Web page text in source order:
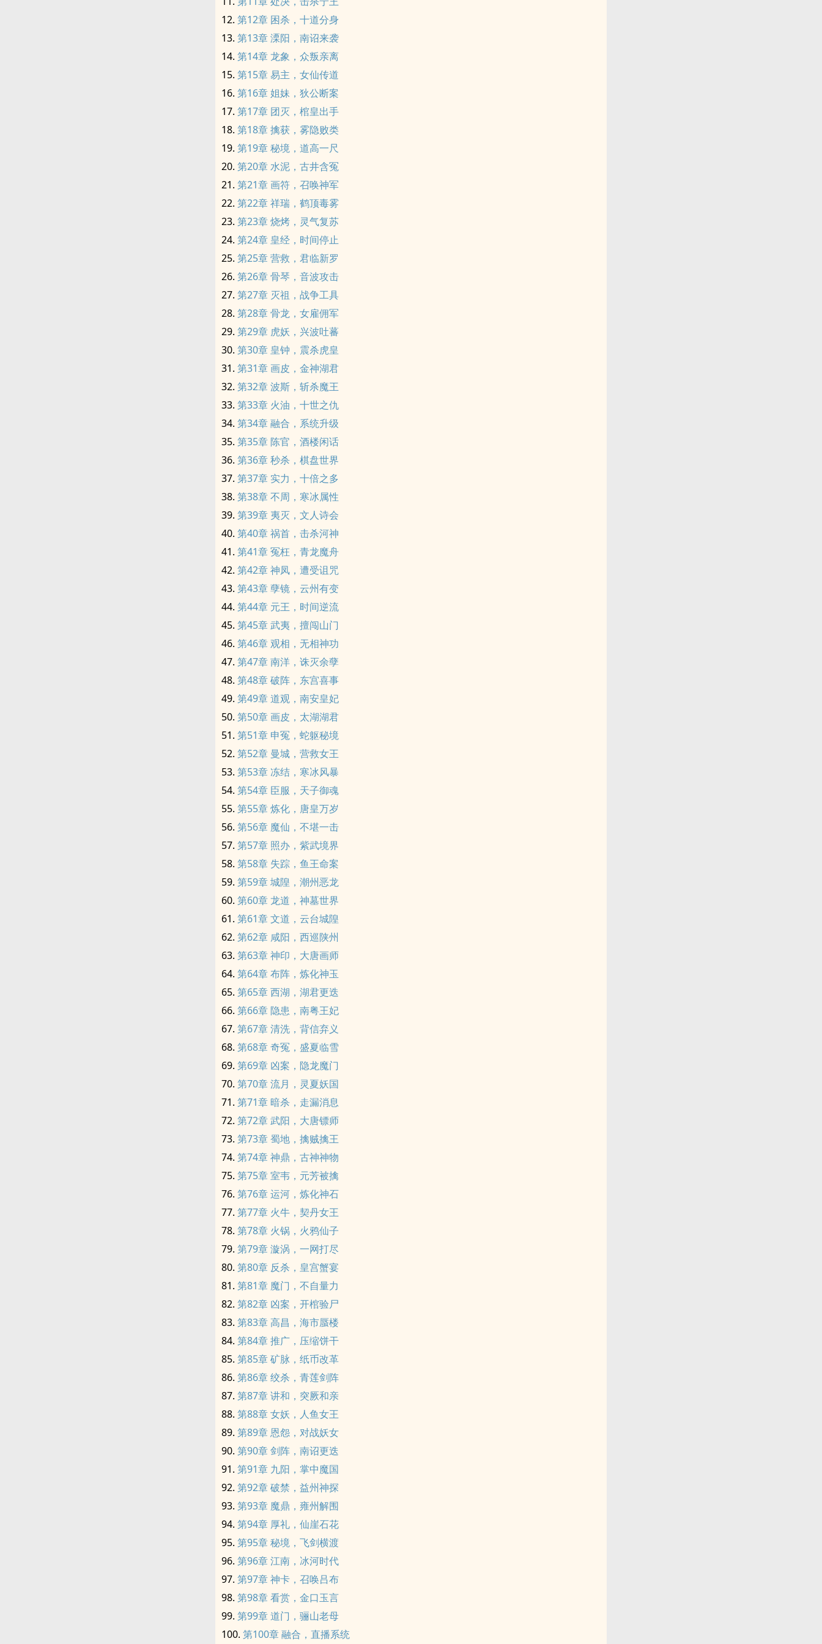
第12章 困杀，十道分身
第13章 溧阳，南诏来袭
第14章 龙象，众叛亲离
第15章 易主，女仙传道
第16章 姐妹，狄公断案
第17章 团灭，棺皇出手
第18章 擒获，雾隐败类
第19章 秘境，道高一尺
第20章 水泥，古井含冤
第21章 画符，召唤神军
第22章 祥瑞，鹤顶毒雾
第23章 烧烤，灵气复苏
第24章 皇经，时间停止
第25章 营救，君临新罗
第26章 骨琴，音波攻击
第27章 灭祖，战争工具
第28章 骨龙，女雇佣军
第29章 虎妖，兴波吐蕃
第30章 皇钟，震杀虎皇
第31章 画皮，金神湖君
第32章 波斯，斩杀魔王
第33章 火油，十世之仇
第34章 融合，系统升级
第35章 陈官，酒楼闲话
第36章 秒杀，棋盘世界
第37章 实力，十倍之多
第38章 不周，寒冰属性
第39章 夷灭，文人诗会
第40章 祸首，击杀河神
第41章 冤枉，青龙魔舟
第42章 神凤，遭受诅咒
第43章 孽镜，云州有变
第44章 元王，时间逆流
第45章 武夷，擅闯山门
第46章 观相，无相神功
第47章 南洋，诛灭余孽
第48章 破阵，东宫喜事
第49章 道观，南安皇妃
第50章 画皮，太湖湖君
第51章 申冤，蛇躯秘境
第52章 曼城，营救女王
第53章 冻结，寒冰风暴
第54章 臣服，天子御魂
第55章 炼化，唐皇万岁
第56章 魔仙，不堪一击
第57章 照办，紫武境界
第58章 失踪，鱼王命案
第59章 城隍，潮州恶龙
第60章 龙道，神墓世界
第61章 文道，云台城隍
第62章 咸阳，西巡陕州
第63章 神印，大唐画师
第64章 布阵，炼化神玉
第65章 西湖，湖君更迭
第66章 隐患，南粤王妃
第67章 清洗，背信弃义
第68章 奇冤，盛夏临雪
第69章 凶案，隐龙魔门
第70章 流月，灵夏妖国
第71章 暗杀，走漏消息
第72章 武阳，大唐镖师
第73章 蜀地，擒贼擒王
第74章 神鼎，古神神物
第75章 室韦，元芳被擒
第76章 运河，炼化神石
第77章 火牛，契丹女王
第78章 火锅，火鸦仙子
第79章 漩涡，一网打尽
第80章 反杀，皇宫蟹宴
第81章 魔门，不自量力
第82章 凶案，开棺验尸
第83章 高昌，海市蜃楼
第84章 推广，压缩饼干
第85章 矿脉，纸币改革
第86章 绞杀，青莲剑阵
第87章 讲和，突厥和亲
第88章 女妖，人鱼女王
第89章 恩怨，对战妖女
第90章 剑阵，南诏更迭
第91章 九阳，掌中魔国
第92章 破禁，益州神探
第93章 魔鼎，雍州解围
第94章 厚礼，仙崖石花
第95章 秘境，飞剑横渡
第96章 江南，冰河时代
第97章 神卡，召唤吕布
第98章 看赏，金口玉言
第99章 道门，骊山老母
第100章 融合，直播系统